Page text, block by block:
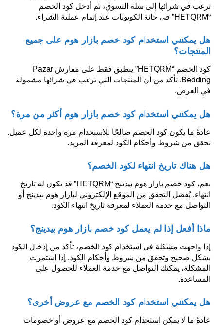
ترغب في شرائها إلى سلة التسوق، ثم أدخل كود الخصم
“HETQRM” في خانة الكوبونات عند إتمام عملية الشراء.
هل يمكنني استخدام كود خصم بازار هوم على جميع
المنتجات؟
كود الخصم “HETQRM” ينطبق فقط على مفارش Pazar
Bedding. تأكد من أن المنتجات التي ترغب في شرائها مشمولة
في العرض.
هل يمكنني استخدام كود خصم بازار هوم أكثر من مرة؟
عادةً ما يكون كود الخصم صالحًا للاستخدام مرة واحدة لكل عميل.
تحقق من شروط وأحكام الكود لمعرفة المزيد.
هل هناك تاريخ انتهاء لكود الخصم؟
نعم، كود خصم بازار هوم بيدينج “HETQRM” قد يكون له تاريخ
انتهاء. يُفضل التحقق من الموقع الإلكتروني لبازار هوم بيدينج أو
التواصل مع خدمة العملاء لمعرفة تاريخ انتهاء الكود.
ماذا أفعل إذا لم يعمل كود خصم بازار هوم بيدينج؟
إذا واجهت مشكلة في استخدام كود الخصم، تأكد من إدخال الكود
بشكل صحيح وتحقق من شروط وأحكام الكود. إذا استمرت
المشكلة، يمكنك التواصل مع خدمة العملاء للحصول على
المساعدة.
هل يمكنني استخدام كود الخصم مع عروض أخرى؟
عادةً ما لا يمكن استخدام كود الخصم مع عروض أو خصومات